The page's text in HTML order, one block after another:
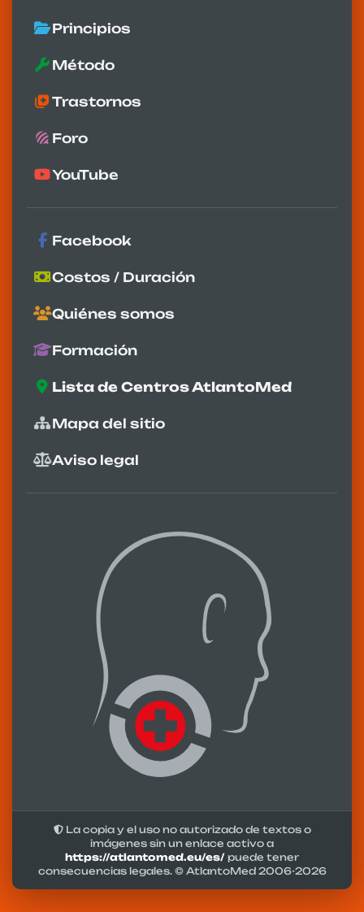
Principios
Método
Trastornos
Foro
YouTube
Facebook
Costos / Duración
Quiénes somos
Formación
Lista de Centros AtlantoMed
Mapa del sitio
Aviso legal
La copia y el uso no autorizado de textos o
imágenes sin un enlace activo a
https://atlantomed.eu/es/ puede tener
consecuencias legales. © AtlantoMed 2006-2026